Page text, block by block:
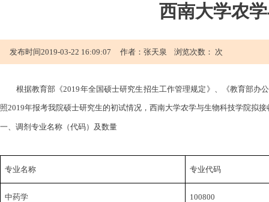
西南大学农
发布时间2019-03-22 16:09:07 作者：张天泉 浏览次数： 次
根据教育部《2019年全国硕士研究生招生工作管理规定》、《教育部办
照2019年报考我院硕士研究生的初试情况，西南大学农学与生物科技学院拟
一、调剂专业名称（代码）及数量
专业名称 专业代码
中药学 100800